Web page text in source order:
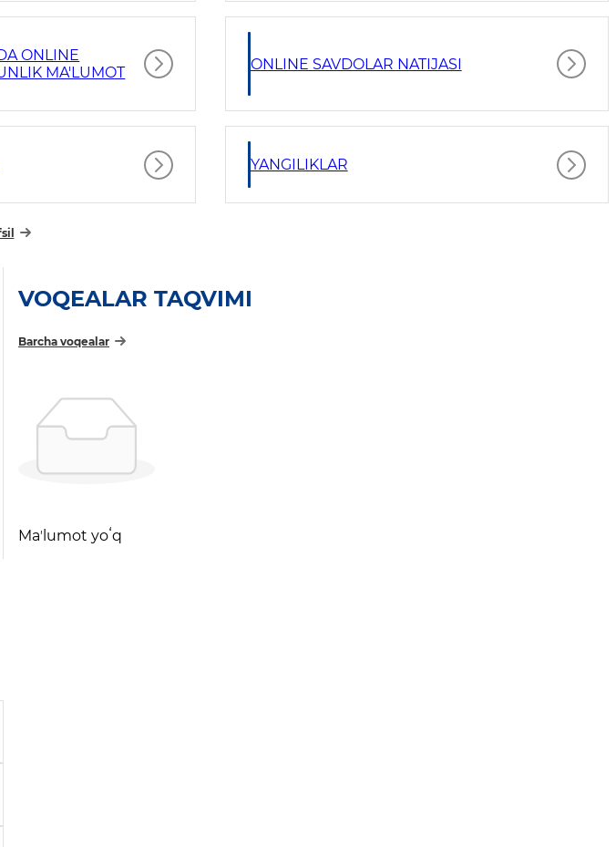
ONLINE
MA'LUMOT
ONLINE SAVDOLAR NATIJASI
YANGILIKLAR
VOQEALAR TAQVIMI
Barcha voqealar
Maʼlumot yoʻq